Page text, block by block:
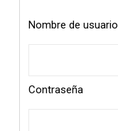
Nombre de usuario
Contraseña